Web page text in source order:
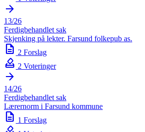
arrow_forward
13/26
Ferdigbehandlet sak
Skjenking på lekter. Farsund folkepub as.
description 2 Forslag
how_to_vote 2 Voteringer
arrow_forward
14/26
Ferdigbehandlet sak
Lærernorm i Farsund kommune
description 1 Forslag